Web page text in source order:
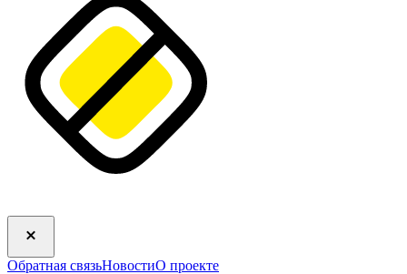
Обратная связьНовостиО проекте